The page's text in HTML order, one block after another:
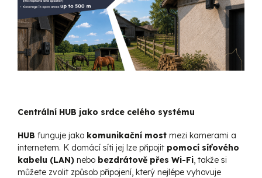
Centrální HUB jako srdce celého systému
HUB funguje jako komunikační most mezi kamerami a
internetem. K domácí síti jej lze připojit pomocí síťového
kabelu (LAN) nebo bezdrátově přes Wi-Fi, takže si
můžete zvolit způsob připojení, který nejlépe vyhovuje